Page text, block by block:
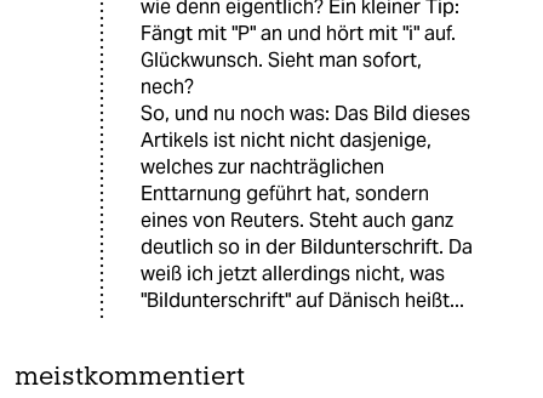
wie denn eigentlich? Ein kleiner Tip:
Fängt mit "P" an und hört mit "i" auf.
Glückwunsch. Sieht man sofort,
nech?
So, und nu noch was: Das Bild dieses
Artikels ist nicht nicht dasjenige,
welches zur nachträglichen
Enttarnung geführt hat, sondern
eines von Reuters. Steht auch ganz
deutlich so in der Bildunterschrift. Da
weiß ich jetzt allerdings nicht, was
"Bildunterschrift" auf Dänisch heißt...
meistkommentiert